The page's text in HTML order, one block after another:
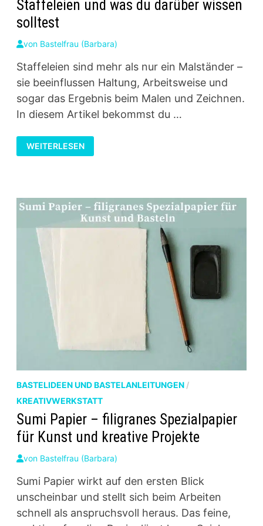
Staffeleien und was du darüber wissen
solltest
von Bastelfrau (Barbara)
Staffeleien sind mehr als nur ein Malständer –
sie beeinflussen Haltung, Arbeitsweise und
sogar das Ergebnis beim Malen und Zeichnen.
In diesem Artikel bekommst du …
STAFFELEIEN
UND
WAS
WEITERLESEN
BASTELIDEEN UND BASTELANLEITUNGEN/
KREATIVWERKSTATT
Sumi Papier – filigranes Spezialpapier
für Kunst und kreative Projekte
von Bastelfrau (Barbara)
Sumi Papier wirkt auf den ersten Blick
unscheinbar und stellt sich beim Arbeiten
schnell als anspruchsvoll heraus. Das feine,